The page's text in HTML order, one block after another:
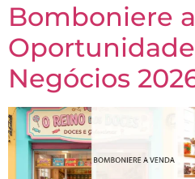
Bomboniere
Negócios